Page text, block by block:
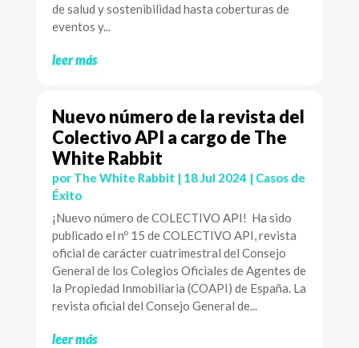
de salud y sostenibilidad hasta coberturas de
eventos y...
leer más
Nuevo número de la revista del
Colectivo API a cargo de The
White Rabbit
por The White Rabbit | 18 Jul 2024 | Casos de
Éxito
¡Nuevo número de COLECTIVO API! Ha sido
publicado el nº 15 de COLECTIVO API, revista
oficial de carácter cuatrimestral del Consejo
General de los Colegios Oficiales de Agentes de
la Propiedad Inmobiliaria (COAPI) de España. La
revista oficial del Consejo General de...
leer más